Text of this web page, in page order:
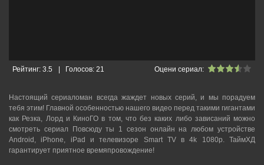
Оцени сериал:
Рейтинг: 3.5 Голосов:21
Настоящий сериаломан всегда жаждет новых серий, и мы порадуем
тебя этим! Главной особенностью нашего видео перед такими гигантами
как Резка, Лорд и КиноГО в том, что без каких либо зависаний можно
смотреть cериал Повсюду ты 1 сезон онлайн на любом устройстве
Android, iPhone, iPad и телевизоре Smart TV в 4k 1080p. ТаймХД
гарантирует приятное времяпровождение!